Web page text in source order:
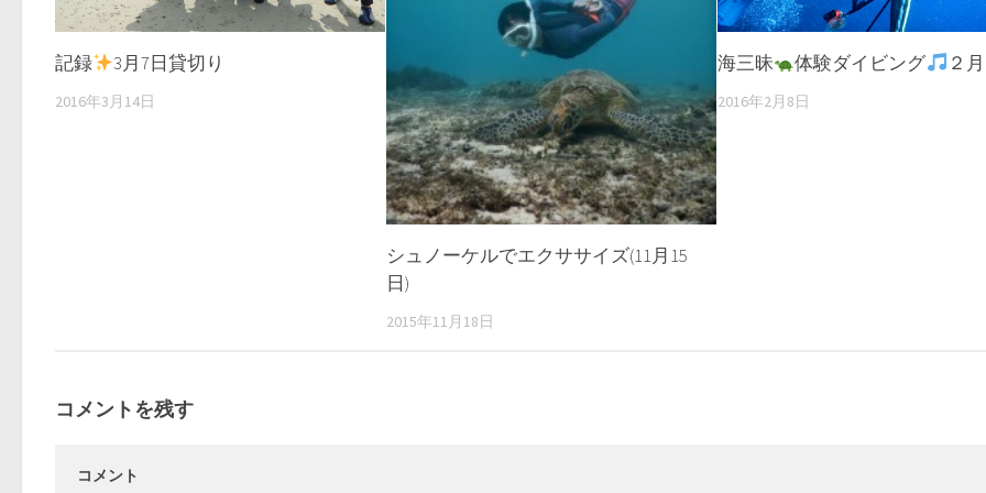
記録 3月7日貸切り
2016年3月14日
シュノーケルでエクササイズ(11月15
日)
2015年11月18日
海三昧 体験ダイビング ２
2016年2月8日
コメントを残す
コメント